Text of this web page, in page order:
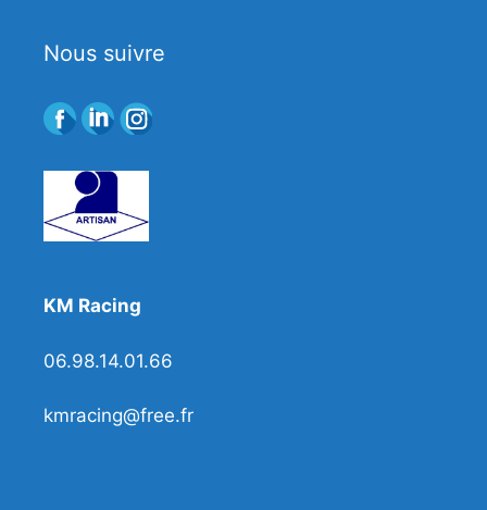
Nous suivre
KM Racing
06.98.14.01.66
kmracing@free.fr